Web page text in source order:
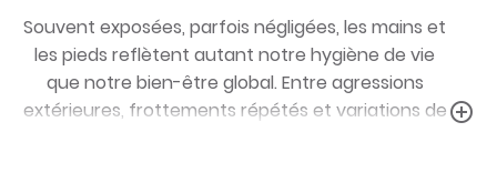
Souvent exposées, parfois négligées, les mains et
les pieds reflètent autant notre hygiène de vie
que notre bien-être global. Entre agressions
extérieures, frottements répétés et variations deadd_circle_outline